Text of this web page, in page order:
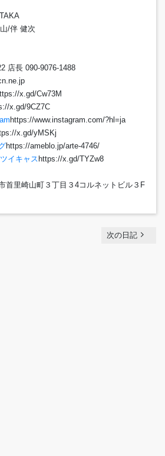
/伴 健次
店長 090-9076-1488
x.gd/Cw73M
x.gd/9CZ7C
https://www.instagram.com/?hl=ja
x.gd/yMSKj
https://ameblo.jp/arte-4746/
イキャス https://x.gd/TYZw8
首里崎山町３丁目３4コルネットビル３F
次の日記 navigate_next